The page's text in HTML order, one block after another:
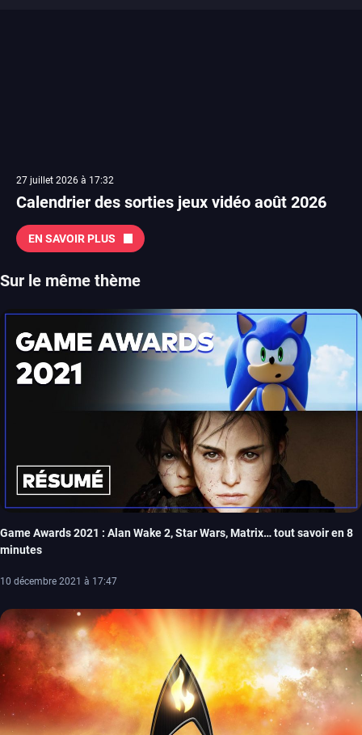
27 juillet 2026 à 17:32
Calendrier des sorties jeux vidéo août 2026
EN SAVOIR PLUS
Sur le même thème
Game Awards 2021 : Alan Wake 2, Star Wars, Matrix… tout savoir en 8
minutes
10 décembre 2021 à 17:47